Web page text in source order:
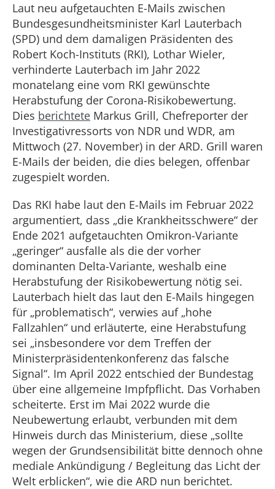
Laut neu aufgetauchten E-Mails zwischen
Bundesgesundheitsminister Karl Lauterbach
(SPD) und dem damaligen Präsidenten des
Robert Koch-Instituts (RKI), Lothar Wieler,
verhinderte Lauterbach im Jahr 2022
monatelang eine vom RKI gewünschte
Herabstufung der Corona-Risikobewertung.
Dies berichtete Markus Grill, Chefreporter der
Investigativressorts von NDR und WDR, am
Mittwoch (27. November) in der ARD. Grill waren
E-Mails der beiden, die dies belegen, offenbar
zugespielt worden.
Das RKI habe laut den E-Mails im Februar 2022
argumentiert, dass „die Krankheitsschwere“ der
Ende 2021 aufgetauchten Omikron-Variante
„geringer“ ausfalle als die der vorher
dominanten Delta-Variante, weshalb eine
Herabstufung der Risikobewertung nötig sei.
Lauterbach hielt das laut den E-Mails hingegen
für „problematisch“, verwies auf „hohe
Fallzahlen“ und erläuterte, eine Herabstufung
sei „insbesondere vor dem Treffen der
Ministerpräsidentenkonferenz das falsche
Signal“. Im April 2022 entschied der Bundestag
über eine allgemeine Impfpflicht. Das Vorhaben
scheiterte. Erst im Mai 2022 wurde die
Neubewertung erlaubt, verbunden mit dem
Hinweis durch das Ministerium, diese „sollte
wegen der Grundsensibilität bitte dennoch ohne
mediale Ankündigung / Begleitung das Licht der
Welt erblicken“, wie die ARD nun berichtet.